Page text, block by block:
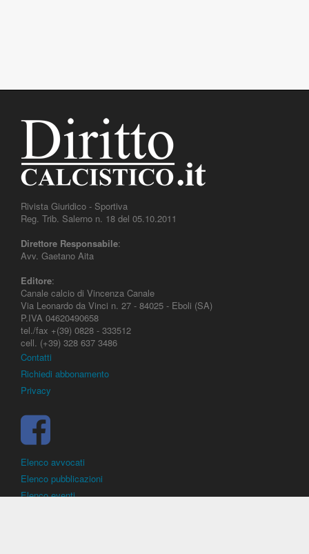
Rivista Giuridico - Sportiva
Reg. Trib. Salerno n. 18 del 05.10.2011
Direttore Responsabile:
Avv. Gaetano Aita
Editore:
Canale calcio di Vincenza Canale
Via Leonardo da Vinci n. 27 - 84025 - Eboli (SA)
P.IVA 04620490658
tel./fax +(39) 0828 - 333512
cell. (+39) 328 637 3486
Contatti
Richiedi abbonamento
Privacy
Elenco avvocati
Elenco pubblicazioni
Elenco eventi